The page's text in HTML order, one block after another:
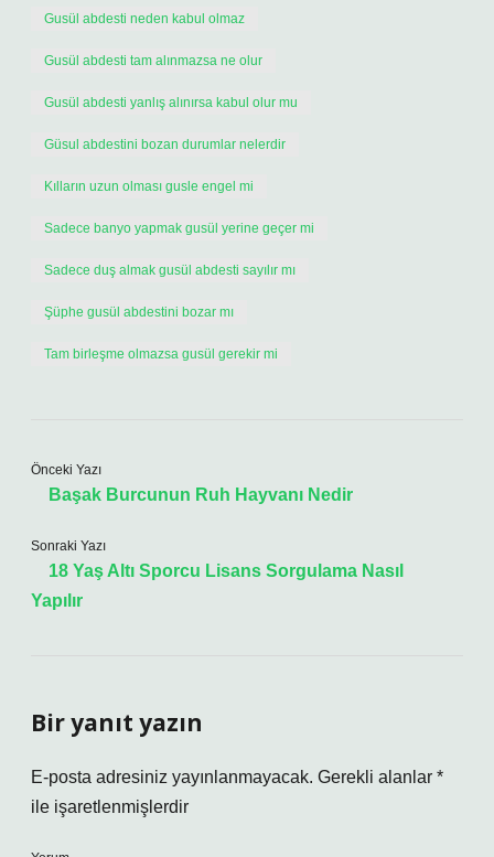
Gusül abdesti neden kabul olmaz
Gusül abdesti tam alınmazsa ne olur
Gusül abdesti yanlış alınırsa kabul olur mu
Güsul abdestini bozan durumlar nelerdir
Kılların uzun olması gusle engel mi
Sadece banyo yapmak gusül yerine geçer mi
Sadece duş almak gusül abdesti sayılır mı
Şüphe gusül abdestini bozar mı
Tam birleşme olmazsa gusül gerekir mi
Önceki Yazı
Başak Burcunun Ruh Hayvanı Nedir
Sonraki Yazı
18 Yaş Altı Sporcu Lisans Sorgulama Nasıl
Yapılır
Bir yanıt yazın
E-posta adresiniz yayınlanmayacak. Gerekli alanlar *
ile işaretlenmişlerdir